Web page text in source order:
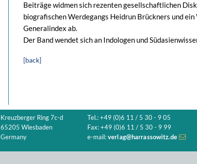
Beiträge widmen sich rezenten gesellschaftlichen
biografischen Werdegangs Heidrun Brückners und
Generalindex ab.
Der Band wendet sich an Indologen und
[back]
Kreuzberger Ring 7c-d
65205 Wiesbaden
Germany
Tel.: +49 (0)6 11 / 5 30 - 9 05
Fax: +49 (0)6 11 / 5 30 - 9 99
e-mail: verlag@harrassowitz.de